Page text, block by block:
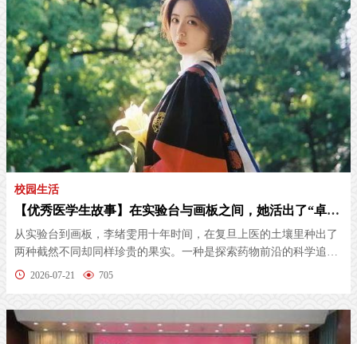
校园生活
【优秀医学生故事】在实验台与画板之间，她活出了“卓越而有趣”
从实验台到画板，李绪雯用十年时间，在复旦上医的土壤里种出了
两种截然不同却同样珍贵的果实。一种是探索药物前沿的科学追
求，一种是...
2026-07-21 705